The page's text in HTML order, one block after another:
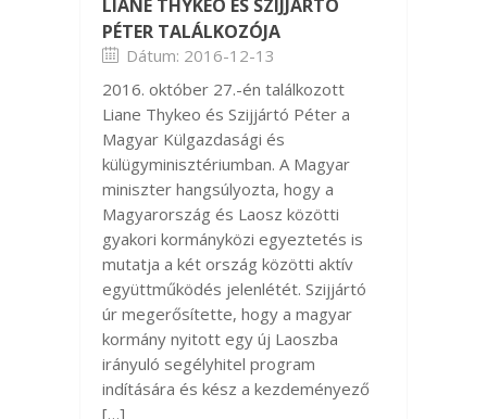
LIANE THYKEO ÉS SZIJJÁRTÓ
PÉTER TALÁLKOZÓJA
Dátum: 2016-12-13
2016. október 27.-én találkozott
Liane Thykeo és Szijjártó Péter a
Magyar Külgazdasági és
külügyminisztériumban. A Magyar
miniszter hangsúlyozta, hogy a
Magyarország és Laosz közötti
gyakori kormányközi egyeztetés is
mutatja a két ország közötti aktív
együttműködés jelenlétét. Szijjártó
úr megerősítette, hogy a magyar
kormány nyitott egy új Laoszba
irányuló segélyhitel program
indítására és kész a kezdeményező
[…]